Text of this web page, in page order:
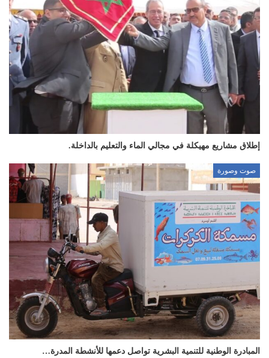
إطلاق مشاريع مهيكلة في مجالي الماء والتعليم بالداخلة.
صوت وصورة
المبادرة الوطنية للتنمية البشرية تواصل دعمها للأنشطة المدرة…